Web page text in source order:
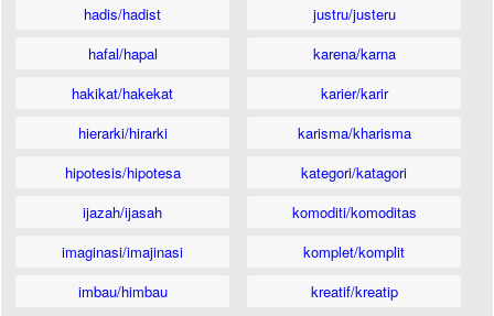
hadis/hadist
hafal/hapal
hakikat/hakekat
hierarki/hirarki
hipotesis/hipotesa
ijazah/ijasah
imaginasi/imajinasi
imbau/himbau
justru/justeru
karena/karna
karier/karir
karisma/kharisma
kategori/katagori
komoditi/komoditas
komplet/komplit
kreatif/kreatip